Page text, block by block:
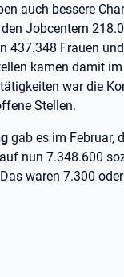
auch bessere
Jobcentern
437.348 Frauen
kamen damit
war die
Stellen.
gab es im Februar,
nun 7.348.600
waren 7.300